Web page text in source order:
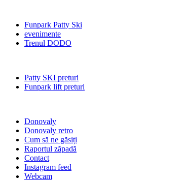
Funpark Patty Ski
evenimente
Trenul DODO
Patty SKI preturi
Funpark lift preturi
Donovaly
Donovaly retro
Cum să ne găsiți
Raportul zăpadă
Contact
Instagram feed
Webcam